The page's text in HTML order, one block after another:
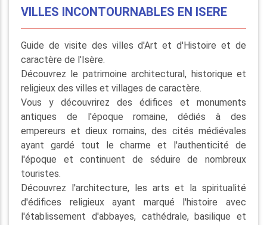
VILLES INCONTOURNABLES EN ISERE
Guide de visite des villes d'Art et d'Histoire et de
caractère de l'Isère.
Découvrez le patrimoine architectural, historique et
religieux des villes et villages de caractère.
Vous y découvrirez des édifices et monuments
antiques de l'époque romaine, dédiés à des
empereurs et dieux romains, des cités médiévales
ayant gardé tout le charme et l'authenticité de
l'époque et continuent de séduire de nombreux
touristes.
Découvrez l'architecture, les arts et la spiritualité
d'édifices religieux ayant marqué l'histoire avec
l'établissement d'abbayes, cathédrale, basilique et